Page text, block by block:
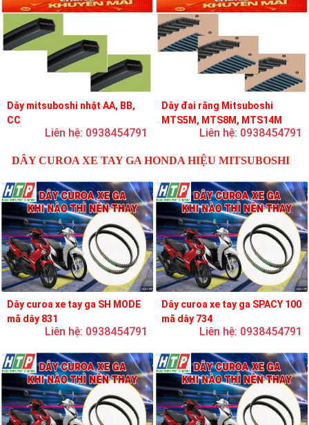
Dây mitsuboshi nhật AA, BB,
CC
Liên hệ: 0938454791
Dây đai răng Mitsuboshi
MTS5M, MTS8M, MTS14M
Liên hệ: 0938454791
DÂY CUROA XE TAY GA HONDA HIỆU MITSUBOSHI
Dây curoa xe tay ga SH MODE
mã dây 831
Liên hệ: 0938454791
Dây curoa xe tay ga SPACY 100
mã dây 734
Liên hệ: 0938454791